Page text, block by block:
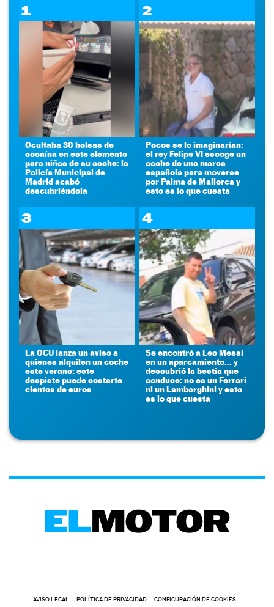
1
Ocultaba 30 bolsas de
cocaína en este elemento
para niños de su coche: la
Policía Municipal de
Madrid acabó
descubriéndola
2
Pocos se lo imaginarían:
el rey Felipe VI escoge un
coche de una marca
española para moverse
por Palma de Mallorca y
esto es lo que cuesta
3
La OCU lanza un aviso a
quienes alquilen un coche
este verano: este
despiste puede costarte
cientos de euros
4
Se encontró a Leo Messi
en un aparcamiento... y
descubrió la bestia que
conduce: no es un Ferrari
ni un Lamborghini y esto
es lo que cuesta
AVISO LEGAL POLÍTICA DE PRIVACIDAD CONFIGURACIÓN DE COOKIES